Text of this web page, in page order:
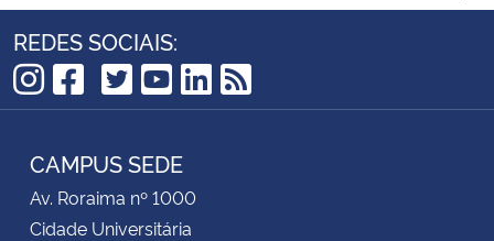
REDES SOCIAIS:
Instagram
Facebook
TikTok
Twitter
YouTube
LinkedIn
RSS
CAMPUS SEDE
Av. Roraima nº 1000
Cidade Universitária